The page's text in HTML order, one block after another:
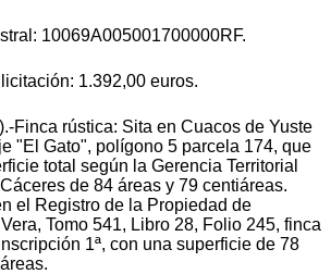
10069A005001700000RF.
1.392,00 euros.
Finca rústica: Sita en Cuacos de Yuste
"El Gato", polígono 5 parcela 174, que
total según la Gerencia Territorial
de 84 áreas y 79 centiáreas.
el Registro de la Propiedad de
Tomo 541, Libro 28, Folio 245, finca
1ª, con una superficie de 78